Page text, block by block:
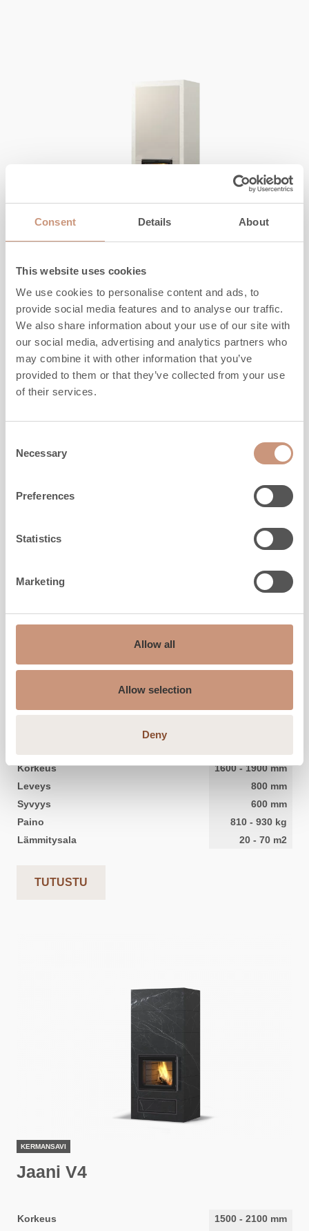
Consent Details About
This website uses cookies
We use cookies to personalise content and ads, to
provide social media features and to analyse our traffic.
We also share information about your use of our site with
our social media, advertising and analytics partners who
may combine it with other information that you’ve
provided to them or that they’ve collected from your use
of their services.
Selection
Necessary
Preferences
Statistics
Marketing
Allow all
Allow selection
Deny
Aava V2
Korkeus 1600
Paino
820-950kg
Lämmitysala
Aava V1
Korkeus 1600-1900mm
Leveys
800 mm
Syvyys
600 mm
Paino
810 - 930 kg
Lämmitysala
20 - 70 m2
TUTUSTU
KERMANSAVI
Jaani V4
Korkeus 1500 - 2100 mm